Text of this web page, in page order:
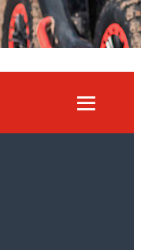
